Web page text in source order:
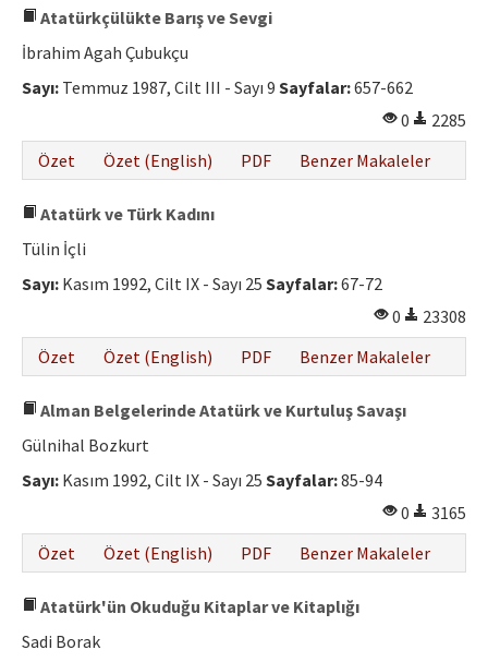
Atatürkçülükte Barış ve Sevgi
İbrahim Agah Çubukçu
Sayı: Temmuz 1987, Cilt III - Sayı 9 Sayfalar:657-662
0
2285
Özet
Özet (English) PDF Benzer Makaleler
Atatürk ve Türk Kadını
Tülin İçli
Sayı: Kasım 1992, Cilt IX - Sayı 25 Sayfalar:67-72
0
23308
Özet
Özet (English) PDF Benzer Makaleler
Alman Belgelerinde Atatürk ve Kurtuluş Savaşı
Gülnihal Bozkurt
Sayı: Kasım 1992, Cilt IX - Sayı 25 Sayfalar:85-94
0
3165
Özet
Özet (English) PDF Benzer Makaleler
Atatürk'ün Okuduğu Kitaplar ve Kitaplığı
Sadi Borak